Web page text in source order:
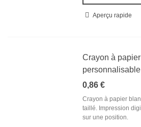
Aperçu rapide
Crayon à
personnalisable
0,86 €
Crayon à papier
taillé. Impression
sur une position.